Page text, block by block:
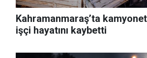
Kahramanmaraş’ta
işçi hayatını kaybetti